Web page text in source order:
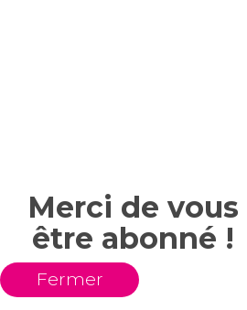
Merci de vous
être abonné !
Fermer